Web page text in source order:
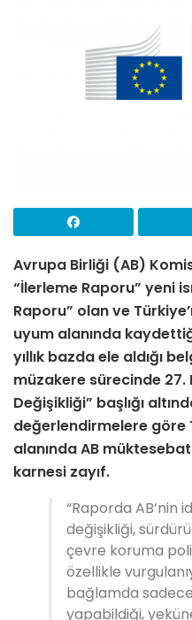
Avrupa Birliği (AB)
“İlerleme Raporu” yeni
Raporu” olan ve
uyum alanında
yıllık bazda ele aldığı
müzakere sürecinde 27.
Değişikliği” başlığı
değerlendirmelere göre
alanında AB
karnesi zayıf.
“Raporda AB’nin
değişikliği,
çevre koruma
özellikle
bağlamda
yapabildiği,